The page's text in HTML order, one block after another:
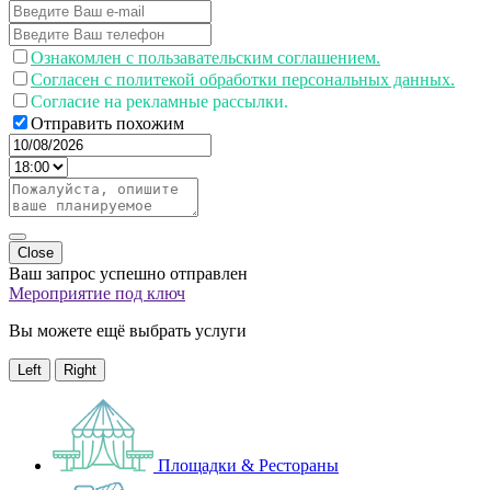
Ознакомлен с пользавательским соглашением.
Согласен с политекой обработки персональных данных.
Согласие на рекламные рассылки.
Отправить похожим
Close
Ваш запрос успешно отправлен
Мероприятие под ключ
Вы можете ещё выбрать услуги
Left Right
Площадки & Рестораны